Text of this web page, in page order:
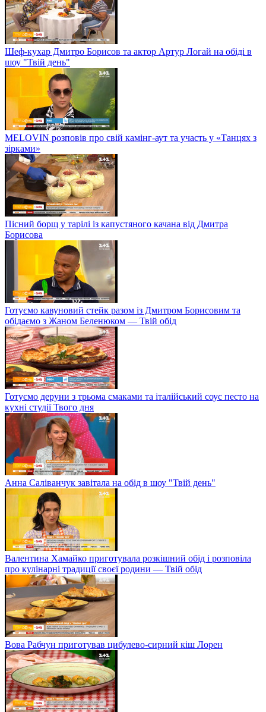
Шеф-кухар Дмитро Борисов та актор Артур Логай на обіді в
шоу "Твій день"
MELOVIN розповів про свій камінг-аут та участь у «Танцях з
зірками»
Пісний борщ у тарілі із капустяного качана від Дмитра
Борисова
Готуємо кавуновий стейк разом із Дмитром Борисовим та
обідаємо з Жаном Беленюком — Твій обід
Готуємо деруни з трьома смаками та італійський соус песто на
кухні студії Твого дня
Анна Саліванчук завітала на обід в шоу "Твій день"
Валентина Хамайко приготувала розкішний обід і розповіла
про кулінарні традиції своєї родини — Твій обід
Вова Рабчун приготував цибулево-сирний кіш Лорен